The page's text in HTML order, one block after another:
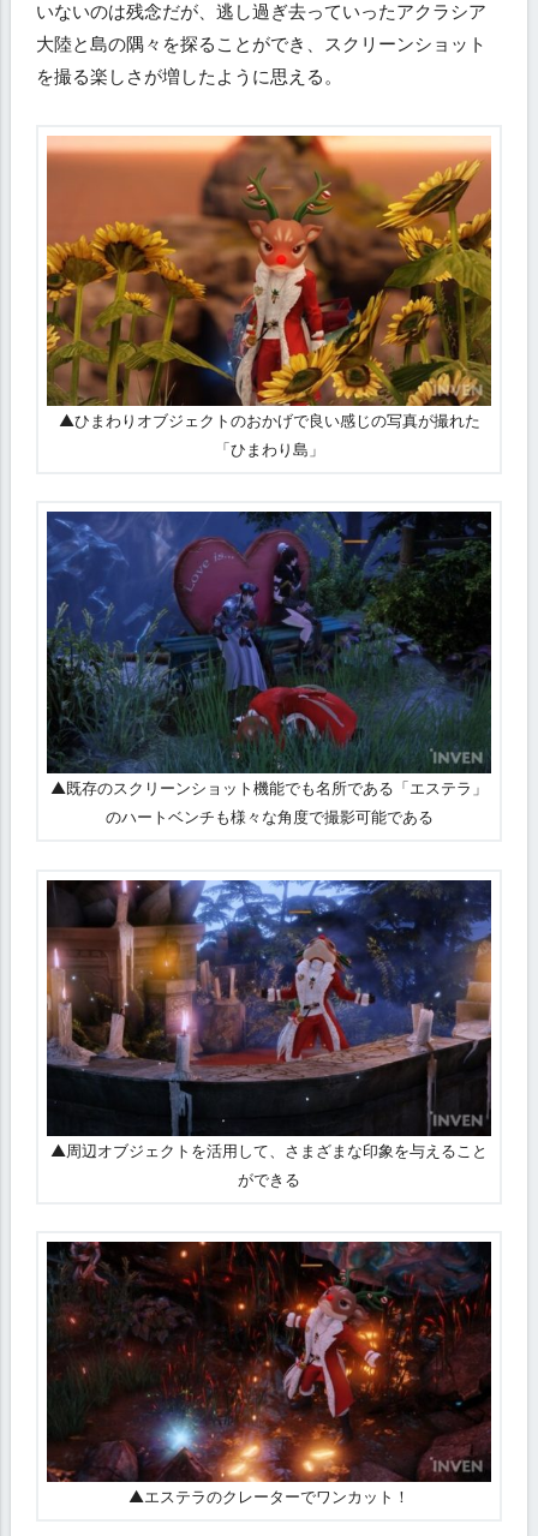
いないのは残念だが、逃し過ぎ去っていったアクラシア
大陸と島の隅々を探ることができ、スクリーンショット
を撮る楽しさが増したように思える。
▲ひまわりオブジェクトのおかげで良い感じの写真が撮れた
「ひまわり島」
▲既存のスクリーンショット機能でも名所である「エステラ」
のハートベンチも様々な角度で撮影可能である
▲周辺オブジェクトを活用して、さまざまな印象を与えること
ができる
▲エステラのクレーターでワンカット！